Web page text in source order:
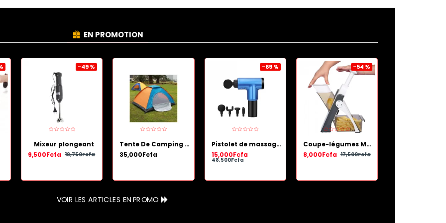
EN PROMOTION
-49 %
Mixeur plongeant
9,500Fcfa 18,750Fcfa
Tente De Camping Portable et Démontable 3 places.
35,000Fcfa
-69 %
Pistolet de massage de récupération musculaire Bleu
15,000Fcfa
48,500Fcfa
-54 %
Coupe-légumes Multifonctionnel de haute qualité
8,000Fcfa 17,500Fcfa
VOIR LES ARTICLES EN PROMO